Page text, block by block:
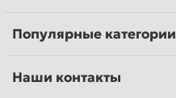
Популярные категории
Наши контакты